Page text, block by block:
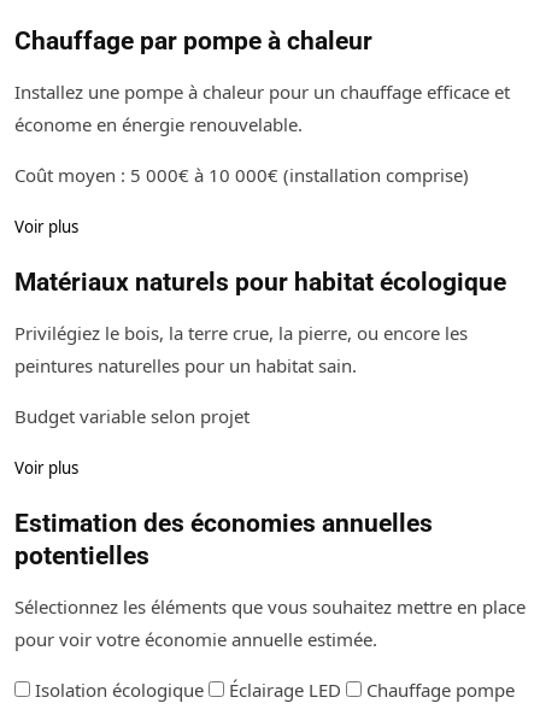
Chauffage par pompe à chaleur
Installez une pompe à chaleur pour un chauffage efficace et
économe en énergie renouvelable.
Coût moyen : 5 000€ à 10 000€ (installation comprise)
Voir plus
Matériaux naturels pour habitat écologique
Privilégiez le bois, la terre crue, la pierre, ou encore les
peintures naturelles pour un habitat sain.
Budget variable selon projet
Voir plus
Estimation des économies annuelles
potentielles
Sélectionnez les éléments que vous souhaitez mettre en place
pour voir votre économie annuelle estimée.
Isolation écologique Éclairage LED
Chauffage pompe